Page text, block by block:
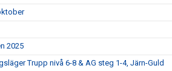
2025
Trupp nivå 6-8 & AG steg 1-4, Järn-Guld